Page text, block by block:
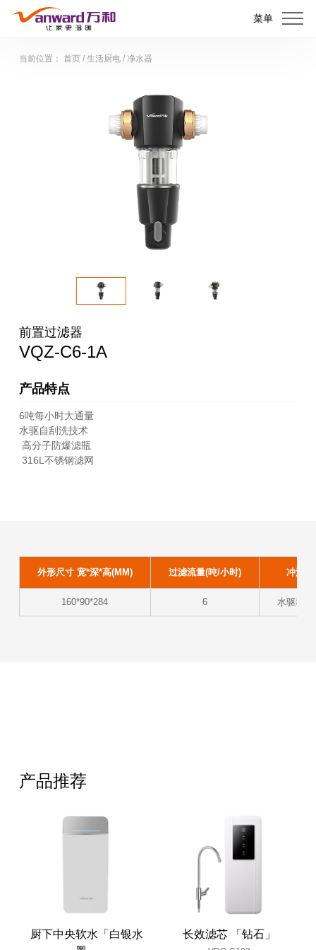
菜单
当前位置： 首页/ 生活厨电/ 净水器
前置过滤器
VQZ-C6-1A
产品特点
6吨每小时大通量
水驱自刮洗技术
高分子防爆滤瓶
316L不锈钢滤网
外形尺寸 宽*深*高(MM) 过滤流量(吨/小时) 冲洗方
160*90*284 6 水驱动自
产品推荐
厨下中央软水「白银水
长效滤芯 「钻石」